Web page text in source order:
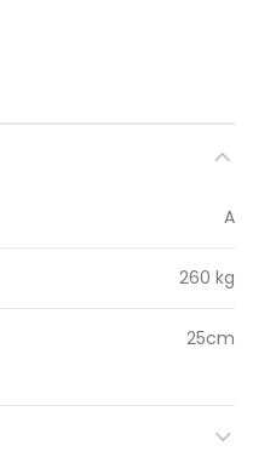
A
260 kg
25cm